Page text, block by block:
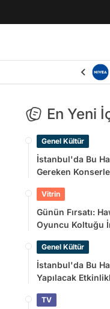
En Yeni
Genel Kültür
İstanbul'da Bu
Gereken
Vitrin
Günün Fırsatı:
Oyuncu Koltuğu
Genel Kültür
İstanbul'da Bu
Yapılacak
TV